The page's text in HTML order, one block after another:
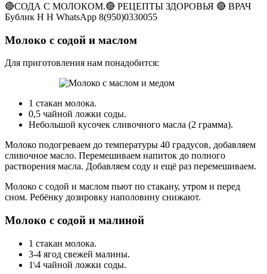
🔴СОДА С МОЛОКОМ.🔴 РЕЦЕПТЫ ЗДОРОВЬЯ 🔴 ВРАЧ
Бублик Н Н WhatsApp 8(950)0330055
Молоко с содой и маслом
Для приготовления нам понадобится:
1 стакан молока.
0,5 чайной ложки соды.
Небольшой кусочек сливочного масла (2 грамма).
Молоко подогреваем до температуры 40 градусов, добавляем
сливочное масло. Перемешиваем напиток до полного
растворения масла. Добавляем соду и ещё раз перемешиваем.
Молоко с содой и маслом пьют по стакану, утром и перед
сном. Ребёнку дозировку наполовину снижают.
Молоко с содой и малиной
1 стакан молока.
3-4 ягод свежей малины.
1\4 чайной ложки соды.